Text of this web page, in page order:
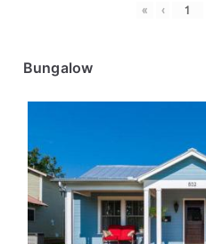
« ‹
Bungalow